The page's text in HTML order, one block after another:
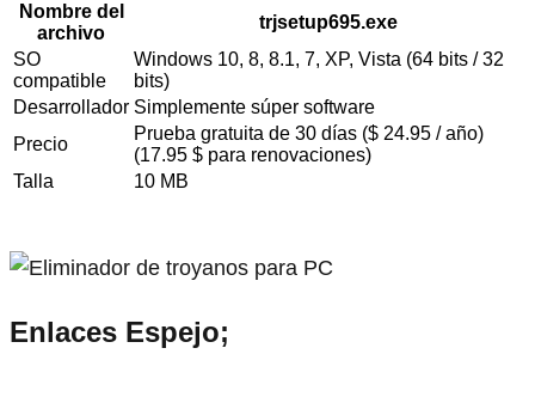
Nombre del
archivo
trjsetup695.exe
SO
compatible
Windows 10, 8, 8.1, 7, XP, Vista (64 bits / 32
bits)
Desarrollador Simplemente súper software
Precio
Prueba gratuita de 30 días ($ 24.95 / año)
(17.95 $ para renovaciones)
Talla
10 MB
Enlaces Espejo;